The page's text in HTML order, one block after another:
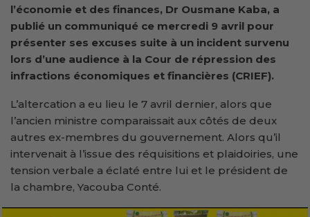
l’économie et des finances, Dr Ousmane Kaba, a
publié un communiqué ce mercredi 9 avril pour
présenter ses excuses suite à un incident survenu
lors d’une audience à la Cour de répression des
infractions économiques et financières (CRIEF).
L’altercation a eu lieu le 7 avril dernier, alors que
l’ancien ministre comparaissait aux côtés de deux
autres ex-membres du gouvernement. Alors qu’il
intervenait à l’issue des réquisitions et plaidoiries, une
tension verbale a éclaté entre lui et le président de
la chambre, Yacouba Conté.